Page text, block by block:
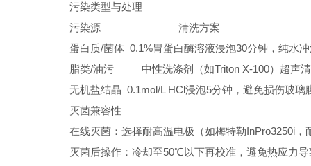
污染类型与处理
污染源 清洗方案
蛋白质/菌体 0.1%胃蛋白酶溶液浸泡30分钟，纯水
脂类/油污 中性洗涤剂（如Triton X-100）超声
无机盐结晶 0.1mol/L HCl浸泡5分钟，避免损伤玻璃
灭菌兼容性
在线灭菌：选择耐高温电极（如梅特勒InPro3250i
灭菌后操作：冷却至50℃以下再校准，避免热应力